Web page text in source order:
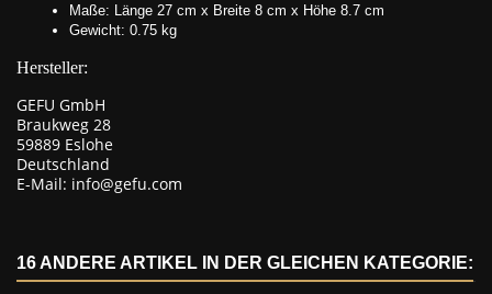
Maße: Länge 27 cm x Breite 8 cm x Höhe 8.7 cm
Gewicht: 0.75 kg
Hersteller:
GEFU GmbH
Braukweg 28
59889 Eslohe
Deutschland
E-Mail: info@gefu.com
16 ANDERE ARTIKEL IN DER GLEICHEN KATEGORIE: